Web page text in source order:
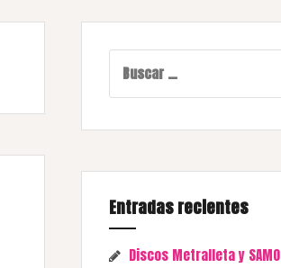
Entradas recientes
Discos Metralleta y SAMO